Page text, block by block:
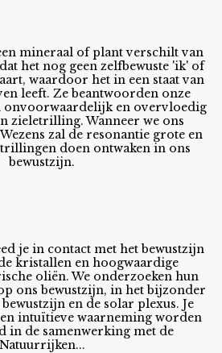
mineraal of plant verschilt van
het nog geen zelfbewuste 'ik' of
waardoor het in een staat van
leeft. Ze beantwoorden onze
onvoorwaardelijk en overvloedig
zieletrilling. Wanneer we ons
zal de resonantie grote en
doen ontwaken in ons
bewustzijn.
je in contact met het bewustzijn
kristallen en hoogwaardige
oliën. We onderzoeken hun
ons bewustzijn, in het bijzonder
en de solar plexus. Je
intuïtieve waarneming worden
in de samenwerking met de
Natuurrijken...